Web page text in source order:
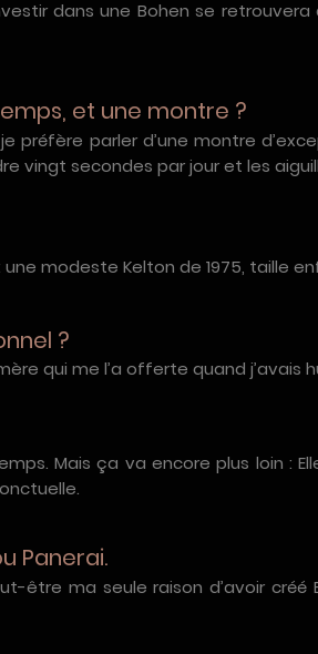
dans une Bohen se
et une montre ?
préfère parler d’une montre
vingt secondes par jour et les
modeste Kelton de 1975, taille
?
qui me l’a offerte quand j’avais
Mais ça va encore plus loin :
Panerai.
ma seule raison d’avoir créé